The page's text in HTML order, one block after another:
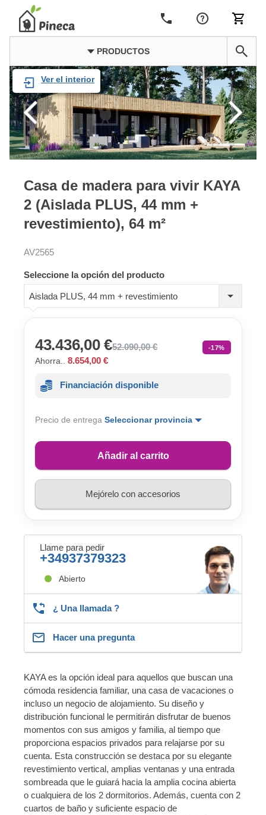
PRODUCTOS
Ver el interior
Casa de madera para vivir KAYA
2 (Aislada PLUS, 44 mm +
revestimiento), 64 m²
AV2565
Seleccione la opción del producto
Aislada PLUS, 44 mm + revestimiento
43.436,00 €52.090,00 € -17%
Ahorra.. 8.654,00 €
Financiación disponible
Precio de entrega Seleccionar provincia
Añadir al carrito
Mejórelo con accesorios
Llame para pedir
+34937379323
Abierto
¿ Una llamada ?
Hacer una pregunta
KAYA es la opción ideal para aquellos que buscan una
cómoda residencia familiar, una casa de vacaciones o
incluso un negocio de alojamiento. Su diseño y
distribución funcional le permitirán disfrutar de buenos
momentos con sus amigos y familia, al tiempo que
proporciona espacios privados para relajarse por su
cuenta. Esta construcción se destaca por su elegante
revestimiento vertical, amplias ventanas y una entrada
sombreada que le guiará hacia la amplia cocina abierta
o cualquiera de los 2 dormitorios. Además, cuenta con 2
cuartos de baño y suficiente espacio de